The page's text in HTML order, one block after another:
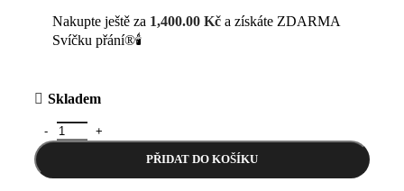
Nakupte ještě za 1,400.00 Kč a získáte ZDARMA
Svíčku přání®🕯️
Skladem
Vonné tyčinky Stamford - Aloe vera množství
PŘIDAT DO KOŠÍKU